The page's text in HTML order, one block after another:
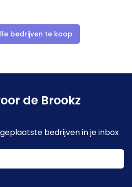
bedrijven te koop
de Brookz
bedrijven in je inbox